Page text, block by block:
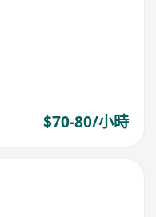
$70-80/小時